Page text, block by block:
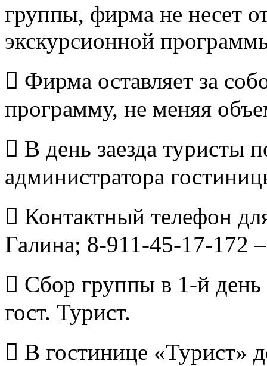
группы, фирма не несет
экскурсионной
 Фирма оставляет за
программу, не меняя
 В день заезда туристы
администратора
 Контактный телефон
Галина; 8-911-45-17-172
 Сбор группы в 1-й день
гост. Турист.
 В гостинице «Турист»